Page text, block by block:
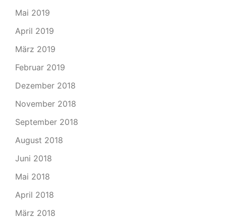
Mai 2019
April 2019
März 2019
Februar 2019
Dezember 2018
November 2018
September 2018
August 2018
Juni 2018
Mai 2018
April 2018
März 2018